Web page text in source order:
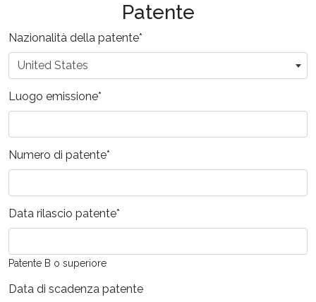
Patente
Nazionalità della patente*
United States
Luogo emissione*
Numero di patente*
Data rilascio patente*
Patente B o superiore
Data di scadenza patente